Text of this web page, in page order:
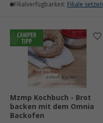
Filialverfügbarkeit: Filiale setzen
Mzmp Kochbuch - Brot
backen mit dem Omnia
Backofen